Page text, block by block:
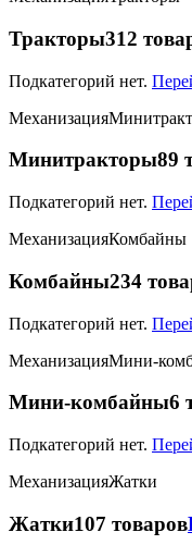
Тракторы312
Подкатегорий нет.
Механизация
Минитракторы89
Подкатегорий нет.
МеханизацияКомбайны
Комбайны234
Подкатегорий нет.
МеханизацияМини-
Мини-комбайны6
Подкатегорий нет.
МеханизацияЖатки
Жатки107 товаров